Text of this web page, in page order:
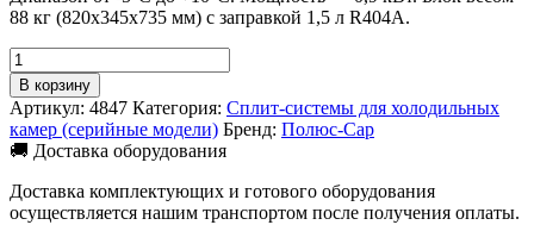
88 кг (820x345x735 мм) с заправкой 1,5 л R404A.
Количество
товара
Сплит-
система
Полюс-
Сар
MGS
211
В корзину
Артикул: 4847 Категория: Сплит-системы для холодильных
камер (серийные модели) Бренд: Полюс-Сар
🚚 Доставка оборудования
Доставка комплектующих и готового оборудования
осуществляется нашим транспортом после получения оплаты.